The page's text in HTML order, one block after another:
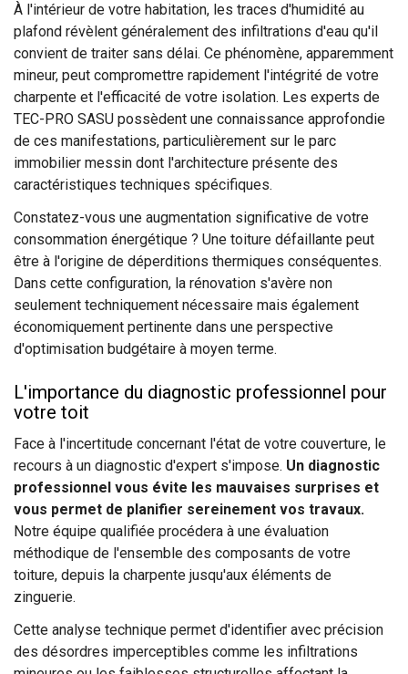
À l'intérieur de votre habitation, les traces d'humidité au
plafond révèlent généralement des infiltrations d'eau qu'il
convient de traiter sans délai. Ce phénomène, apparemment
mineur, peut compromettre rapidement l'intégrité de votre
charpente et l'efficacité de votre isolation. Les experts de
TEC-PRO SASU possèdent une connaissance approfondie
de ces manifestations, particulièrement sur le parc
immobilier messin dont l'architecture présente des
caractéristiques techniques spécifiques.
Constatez-vous une augmentation significative de votre
consommation énergétique ? Une toiture défaillante peut
être à l'origine de déperditions thermiques conséquentes.
Dans cette configuration, la rénovation s'avère non
seulement techniquement nécessaire mais également
économiquement pertinente dans une perspective
d'optimisation budgétaire à moyen terme.
L'importance du diagnostic professionnel pour
votre toit
Face à l'incertitude concernant l'état de votre couverture, le
recours à un diagnostic d'expert s'impose. Un diagnostic
professionnel vous évite les mauvaises surprises et
vous permet de planifier sereinement vos travaux.
Notre équipe qualifiée procédera à une évaluation
méthodique de l'ensemble des composants de votre
toiture, depuis la charpente jusqu'aux éléments de
zinguerie.
Cette analyse technique permet d'identifier avec précision
des désordres imperceptibles comme les infiltrations